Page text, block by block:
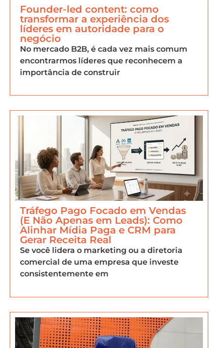
Founder-led content: como
transformar a experiência dos
líderes em autoridade para o
negócio
No mercado B2B, é cada vez mais comum
encontrarmos líderes que reconhecem a
importância de construir
Tráfego Pago Focado em Vendas
(E Não Apenas em Leads): Como
Alinhar Mídia Paga e CRM para
Gerar Receita Real
Se você lidera o marketing ou a diretoria
comercial de uma empresa que investe
consistentemente em